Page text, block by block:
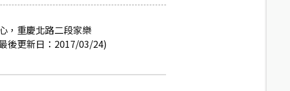
，重慶北路二段家樂
後更新日：2017/03/24)